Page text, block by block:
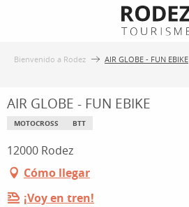
Bienvenido a Rodez AIR GLOBE - FUN EBIKE
AIR GLOBE - FUN EBIKE
MOTOCROSS BTT
12000 Rodez
Cómo llegar
¡Voy en tren!